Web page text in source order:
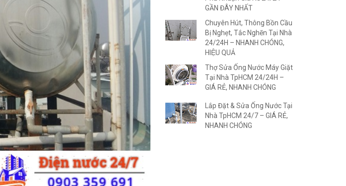
GẦN ĐÂY NHẤT
Chuyên Hút, Thông Bồn Cầu
Bị Nghẹt, Tắc Nghẽn Tại Nhà
24/24H – NHANH CHÓNG,
HIỆU QUẢ
Thợ Sửa Ống Nước Máy Giặt
Tại Nhà TpHCM 24/24H –
GIÁ RẺ, NHANH CHÓNG
Lắp Đặt & Sửa Ống Nước Tại
Nhà TpHCM 24/7 – GIÁ RẺ,
NHANH CHÓNG